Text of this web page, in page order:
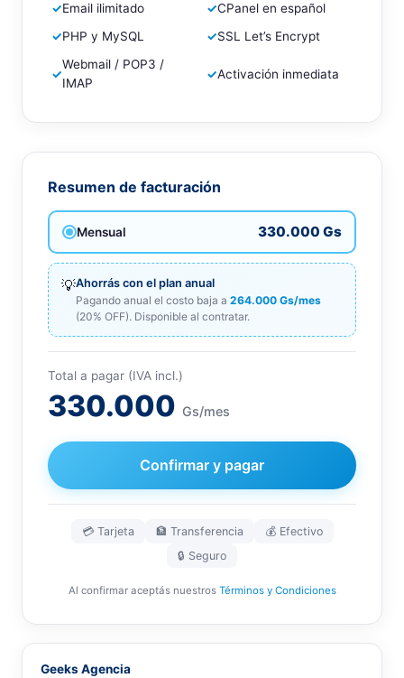
✓Email ilimitado ✓CPanel en español
✓PHP y MySQL ✓SSL Let’s Encrypt
✓
Webmail / POP3 /
IMAP
✓Activación inmediata
Resumen de facturación
Mensual 330.000 Gs
💡Ahorrás con el plan anual
Pagando anual el costo baja a 264.000 Gs/mes
(20% OFF). Disponible al contratar.
Total a pagar (IVA incl.)
330.000 Gs/mes
Confirmar y pagar
💳 Tarjeta 🏦 Transferencia
💰 Efectivo
🔒 Seguro
Al confirmar aceptás nuestros Términos y Condiciones
Geeks Agencia